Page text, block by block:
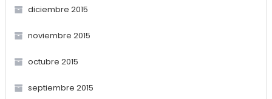
diciembre 2015
noviembre 2015
octubre 2015
septiembre 2015